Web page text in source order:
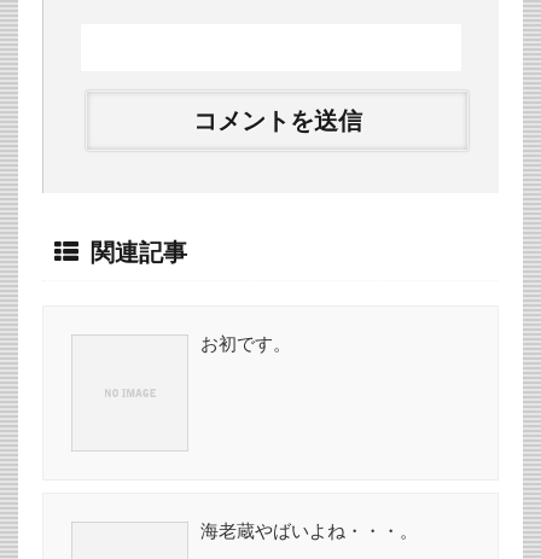
関連記事
お初です。
海老蔵やばいよね・・・。